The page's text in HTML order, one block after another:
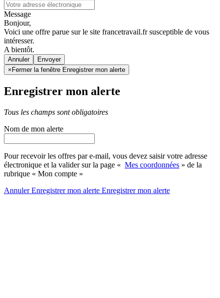
Message
Bonjour,
Voici une offre parue sur le site francetravail.fr susceptible de vous
intéresser.
A bientôt.
Annuler
× Fermer la fenêtre Enregistrer mon alerte
Enregistrer mon alerte
Tous les champs sont obligatoires
Nom de mon alerte
Pour recevoir les offres par e-mail, vous devez saisir votre adresse
électronique et la valider sur la page « Mes coordonnées » de la
rubrique « Mon compte »
AnnulerEnregistrer mon alerte Enregistrermon alerte